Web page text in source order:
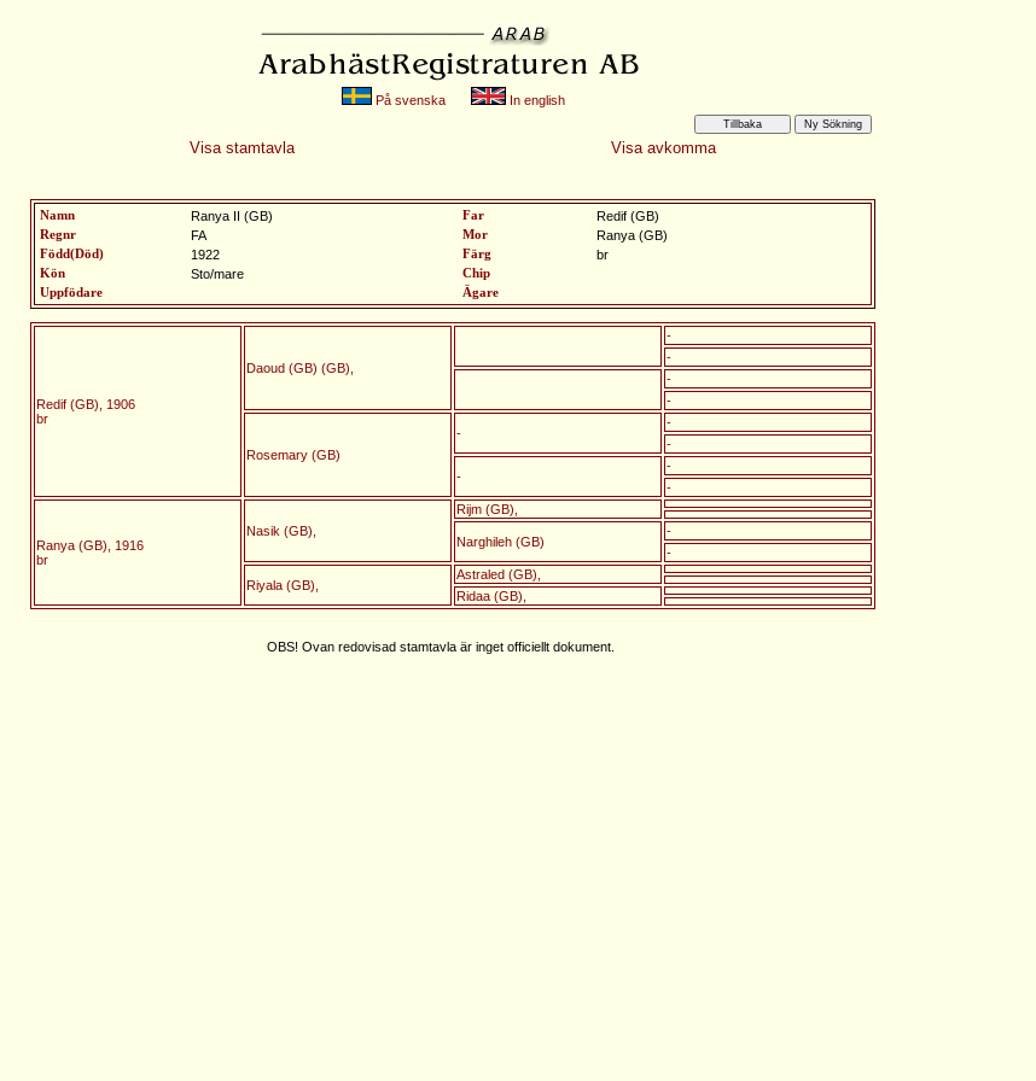
På svenska In english
Visa stamtavla Visa avkomma
Namn Ranya II (GB) Far Redif (GB)
Regnr FA Mor Ranya (GB)
Född(Död) 1922 Färg br
Kön Sto/mare
Chip
Uppfödare
Ägare
Redif (GB), 1906
br
Daoud (GB) (GB),
-
-
-
-
Rosemary (GB)
-
-
-
-
-
-
Ranya (GB), 1916
br
Nasik (GB),
Rijm (GB),
Narghileh (GB)
-
-
Riyala (GB),
Astraled (GB),
Ridaa (GB),
OBS! Ovan redovisad stamtavla är inget officiellt dokument.